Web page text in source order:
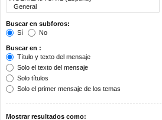
Buscar en subforos:
Sí
No
Buscar en :
Título y texto del mensaje
Solo el texto del mensaje
Solo títulos
Solo el primer mensaje de los temas
Mostrar resultados como: